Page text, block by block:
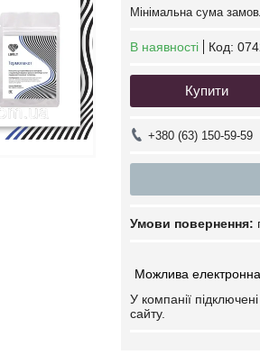
Мінімальна сума
В наявності Код:
Купити
+380 (63) 150-59-59
У компанії
сайту.